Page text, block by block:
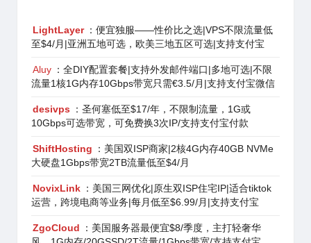
LightLayer ：便宜独服——性价比之选|VPS不限流量低
至$4/月|亚洲五地可选，欧美三地五区可选|支持支付宝
Aluy ：全DIY配置套餐|支持外发邮件端口|多地可选|不限
流量1核1G内存10Gbps带宽只需€3.5/月|支持支付宝微信
desivps
：圣何塞低至$17/年，不限制流量，1G或
10Gbps可选带宽，可免费换3次IP/支持支付宝付款
ShiftHosting
：美国双ISP商家|2核4G内存40GB NVMe
大硬盘1Gbps带宽2TB流量低至$4/月
NovixLink ：美国三网优化|原生双ISP住宅IP|适合tiktok
运营，跨境电商等业务|每月低至$6.99/月|支持支付宝
ZgoCloud
：美国服务器最便宜$8/季度，主打轻奢华